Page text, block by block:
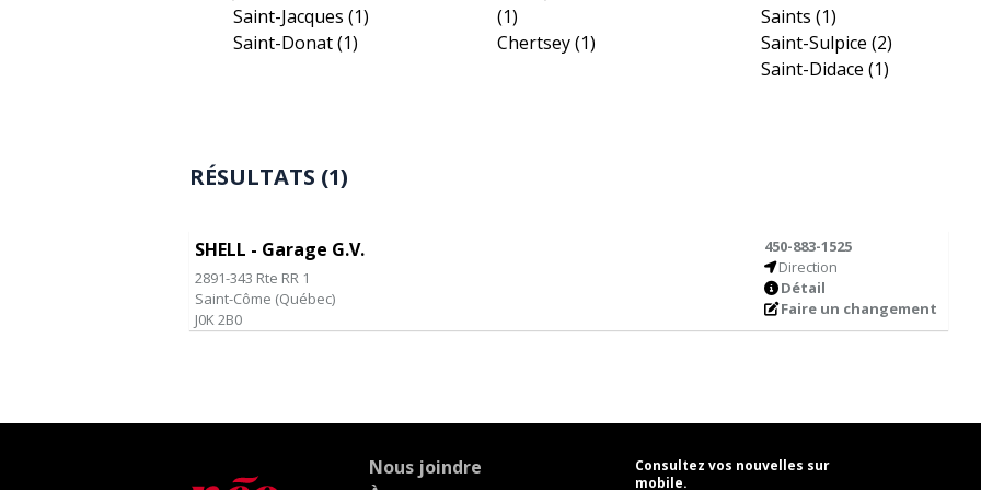
Saint-Jacques (1)
Saint-Donat(1)
(1)
Chertsey(1)
Saints (1)
Saint-Sulpice (2)
Saint-Didace (1)
RÉSULTATS (1)
SHELL - Garage G.V.
2891-343 Rte RR 1
Saint-Côme (Québec)
J0K 2B0
450-883-1525
Direction
Détail
Faire un changement
Nous joindre
Consultez vos nouvelles sur
mobile.